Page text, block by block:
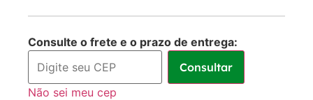
sem juros
Consulte o frete e o prazo de entrega:
Consultar
Não sei meu cep